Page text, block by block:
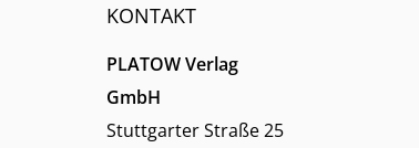
KONTAKT
PLATOW Verlag
GmbH
Stuttgarter Straße 25